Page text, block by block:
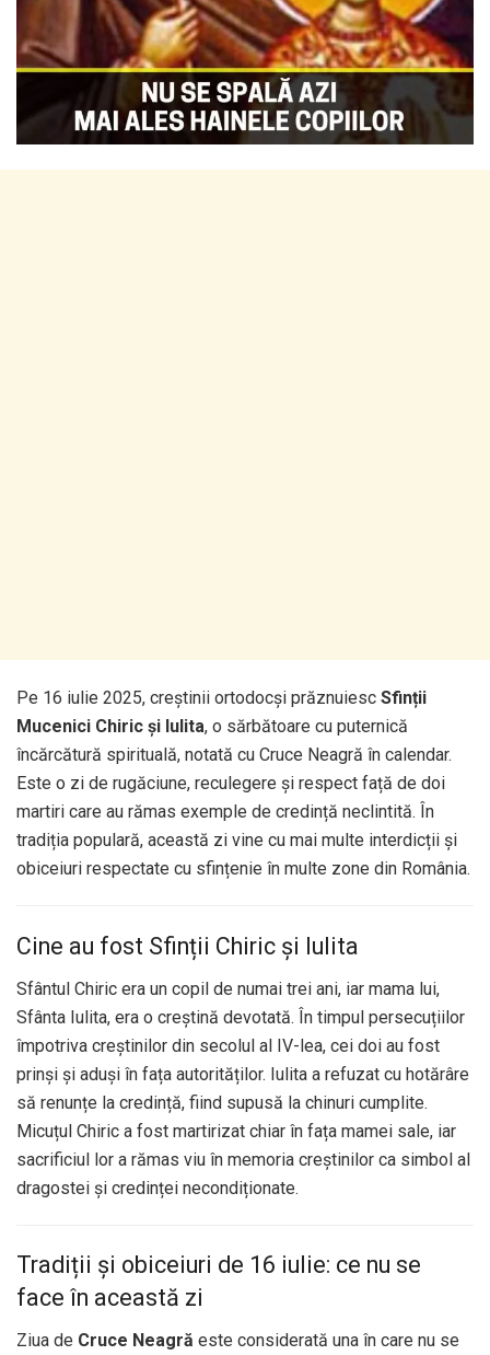
Pe 16 iulie 2025, creștinii ortodocși prăznuiesc Sfinții
Mucenici Chiric și Iulita, o sărbătoare cu puternică
încărcătură spirituală, notată cu Cruce Neagră în calendar.
Este o zi de rugăciune, reculegere și respect față de doi
martiri care au rămas exemple de credință neclintită. În
tradiția populară, această zi vine cu mai multe interdicții și
obiceiuri respectate cu sfințenie în multe zone din România.
Cine au fost Sfinții Chiric și Iulita
Sfântul Chiric era un copil de numai trei ani, iar mama lui,
Sfânta Iulita, era o creștină devotată. În timpul persecuțiilor
împotriva creștinilor din secolul al IV-lea, cei doi au fost
prinși și aduși în fața autorităților. Iulita a refuzat cu hotărâre
să renunțe la credință, fiind supusă la chinuri cumplite.
Micuțul Chiric a fost martirizat chiar în fața mamei sale, iar
sacrificiul lor a rămas viu în memoria creștinilor ca simbol al
dragostei și credinței necondiționate.
Tradiții și obiceiuri de 16 iulie: ce nu se
face în această zi
Ziua de Cruce Neagră este considerată una în care nu se